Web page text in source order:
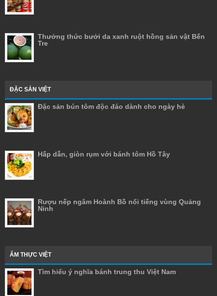
Thưởng thức bưởi da xanh ruột hồng sản vật Bến
Tre
ĐẶC SẢN VIỆT
Đặc sản bún tôm độc đáo dành cho ngày hè
Hấp dẫn, giòn rụm với bánh tôm Hồ Tây
Rượu nếp ngâm Hoành Bồ nổi tiếng vùng Quảng
Ninh
ẨM THỰC VIỆT
Tìm hiểu ý nghĩa bánh trung thu Việt Nam